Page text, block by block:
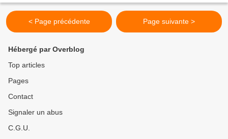
< Page précédente Page suivante >
Hébergé par Overblog
Top articles
Pages
Contact
Signaler un abus
C.G.U.